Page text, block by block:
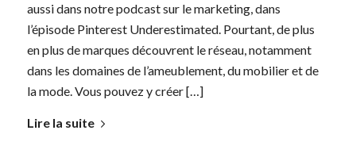
aussi dans notre podcast sur le marketing, dans
l’épisode Pinterest Underestimated. Pourtant, de plus
en plus de marques découvrent le réseau, notamment
dans les domaines de l’ameublement, du mobilier et de
la mode. Vous pouvez y créer […]
Lire la suite